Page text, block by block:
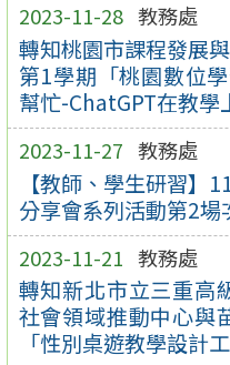
2023-11-28 教務處
轉知桃園市課程發展
第1學期「桃園數位
幫忙-ChatGPT在教學
2023-11-27 教務處
【教師、學生研習】
分享會系列活動第2
2023-11-21 教務處
轉知新北市立三重高
社會領域推動中心與
「性別桌遊教學設計